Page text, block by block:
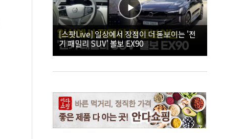
[스팟Live] 일상에서 장점이 더 돋보이는 '전
기 패밀리 SUV' 볼보 EX90